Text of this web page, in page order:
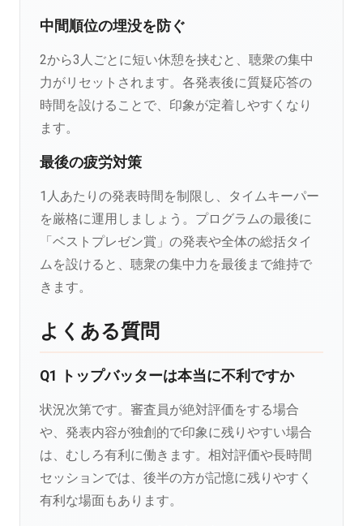
中間順位の埋没を防ぐ
2から3人ごとに短い休憩を挟むと、聴衆の集中
力がリセットされます。各発表後に質疑応答の
時間を設けることで、印象が定着しやすくなり
ます。
最後の疲労対策
1人あたりの発表時間を制限し、タイムキーパー
を厳格に運用しましょう。プログラムの最後に
「ベストプレゼン賞」の発表や全体の総括タイ
ムを設けると、聴衆の集中力を最後まで維持で
きます。
よくある質問
Q1 トップバッターは本当に不利ですか
状況次第です。審査員が絶対評価をする場合
や、発表内容が独創的で印象に残りやすい場合
は、むしろ有利に働きます。相対評価や長時間
セッションでは、後半の方が記憶に残りやすく
有利な場面もあります。